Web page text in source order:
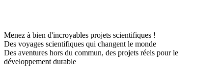
Menez à bien d'incroyables projets scientifiques !
Des voyages scientifiques qui changent le monde
Des aventures hors du commun, des projets réels pour le
développement durable